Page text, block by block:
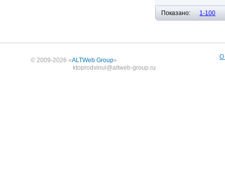
Показано: 1-100
© 2009-2026 «ALTWeb Group»
ktoprodvinul@altweb-group.ru
О